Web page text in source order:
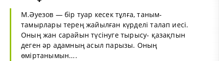
М.Әуезов — бір туар кесек тұлға, таным-
тамырлары терең жайылған күрделі талап иесі.
Оның жан сарайын түсінуге тырысу- қазақпын
деген әр адамның асыл парызы. Оның
өміртанымын....